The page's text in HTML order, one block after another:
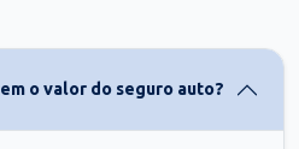
o valor do seguro auto?